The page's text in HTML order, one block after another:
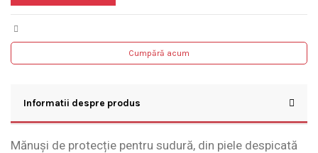
Cumpără acum
Informatii despre produs
Mănuși de protecție pentru sudură, din piele despicată